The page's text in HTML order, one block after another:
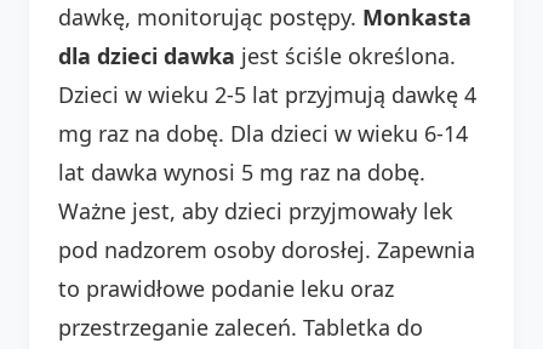
dawkę, monitorując postępy. Monkasta
dla dzieci dawka jest ściśle określona.
Dzieci w wieku 2-5 lat przyjmują dawkę 4
mg raz na dobę. Dla dzieci w wieku 6-14
lat dawka wynosi 5 mg raz na dobę.
Ważne jest, aby dzieci przyjmowały lek
pod nadzorem osoby dorosłej. Zapewnia
to prawidłowe podanie leku oraz
przestrzeganie zaleceń. Tabletka do